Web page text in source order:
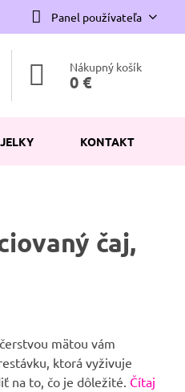
Panel používateľa
Nákupný košík
0 €
KONTAKT
čaj,
mätou vám
ktorá vyživuje
na to, čo je dôležité. Čítaj